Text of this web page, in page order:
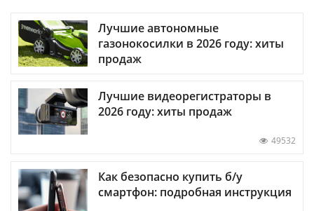
Лучшие автономные
газонокосилки в 2026 году: хиты
продаж
Лучшие видеорегистраторы в
2026 году: хиты продаж
49532
Как безопасно купить б/у
смартфон: подробная инструкция